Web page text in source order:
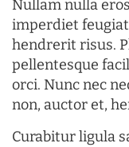
Nullam nulla
imperdiet
hendrerit risus.
pellentesque
orci. Nunc nec
non, auctor et,
Curabitur ligula